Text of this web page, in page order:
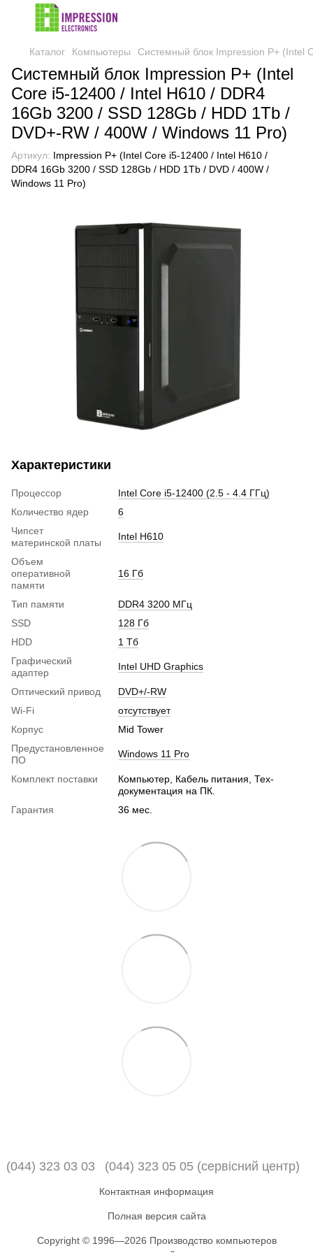
Каталог Компьютеры Системный блок Impression P+ (Intel
Системный блок Impression P+ (Intel
Core i5-12400 / Intel H610 / DDR4
16Gb 3200 / SSD 128Gb / HDD 1Tb /
DVD+-RW / 400W / Windows 11 Pro)
Артикул: Impression P+ (Intel Core i5-12400 / Intel H610 /
DDR4 16Gb 3200 / SSD 128Gb / HDD 1Tb / DVD / 400W /
Windows 11 Pro)
Характеристики
Процессор
Intel Core i5-12400 (2.5 - 4.4 ГГц)
Количество ядер
6
Чипсет
материнской платы
Intel H610
Объем
оперативной
памяти
16 Гб
Тип памяти
DDR4 3200 МГц
SSD
128 Гб
HDD
1 Тб
Графический
адаптер
Intel UHD Graphics
Оптический привод
DVD+/-RW
Wi-Fi
отсутствует
Корпус
Mid Tower
Предустановленное
ПО
Windows 11 Pro
Комплект поставки
Компьютер, Кабель питания, Тех-
документация на ПК.
Гарантия
36 мес.
(044) 323 03 03 (044) 323 05 05 (сервісний центр)
Контактная информация
Полная версия сайта
Copyright © 1996—2026 Производство компьютеров